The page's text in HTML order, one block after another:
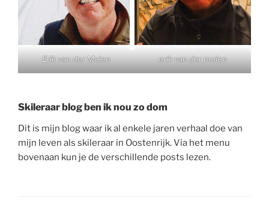
Erik van der Molen erik van der molen
Skileraar blog ben ik nou zo dom
Dit is mijn blog waar ik al enkele jaren verhaal doe van
mijn leven als skileraar in Oostenrijk. Via het menu
bovenaan kun je de verschillende posts lezen.